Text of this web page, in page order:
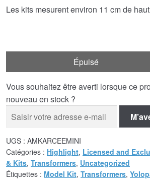
Les kits mesurent environ 11 cm de
Épuisé
Vous souhaitez être averti lorsque ce
nouveau en stock ?
UGS : AMKARCEEMINI
Catégories : Highlight, Licensed and
& Kits, Transformers, Uncategorized
Étiquettes : Model Kit, Transformers,